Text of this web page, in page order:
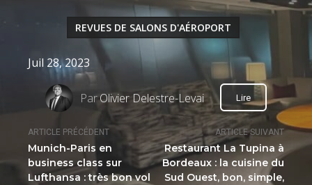
ARTICLE PRÉCÉDENT
Munich-Paris en
business class sur
Lufthansa : très bon vol
ARTICLE SUIVANT
Restaurant La Tupina à
Bordeaux : la cuisine du
Sud Ouest, bon, simple,
REVUES DE SALONS D'AÉROPORT
Juil 28, 2023
ParOlivier Delestre-Levai Lire